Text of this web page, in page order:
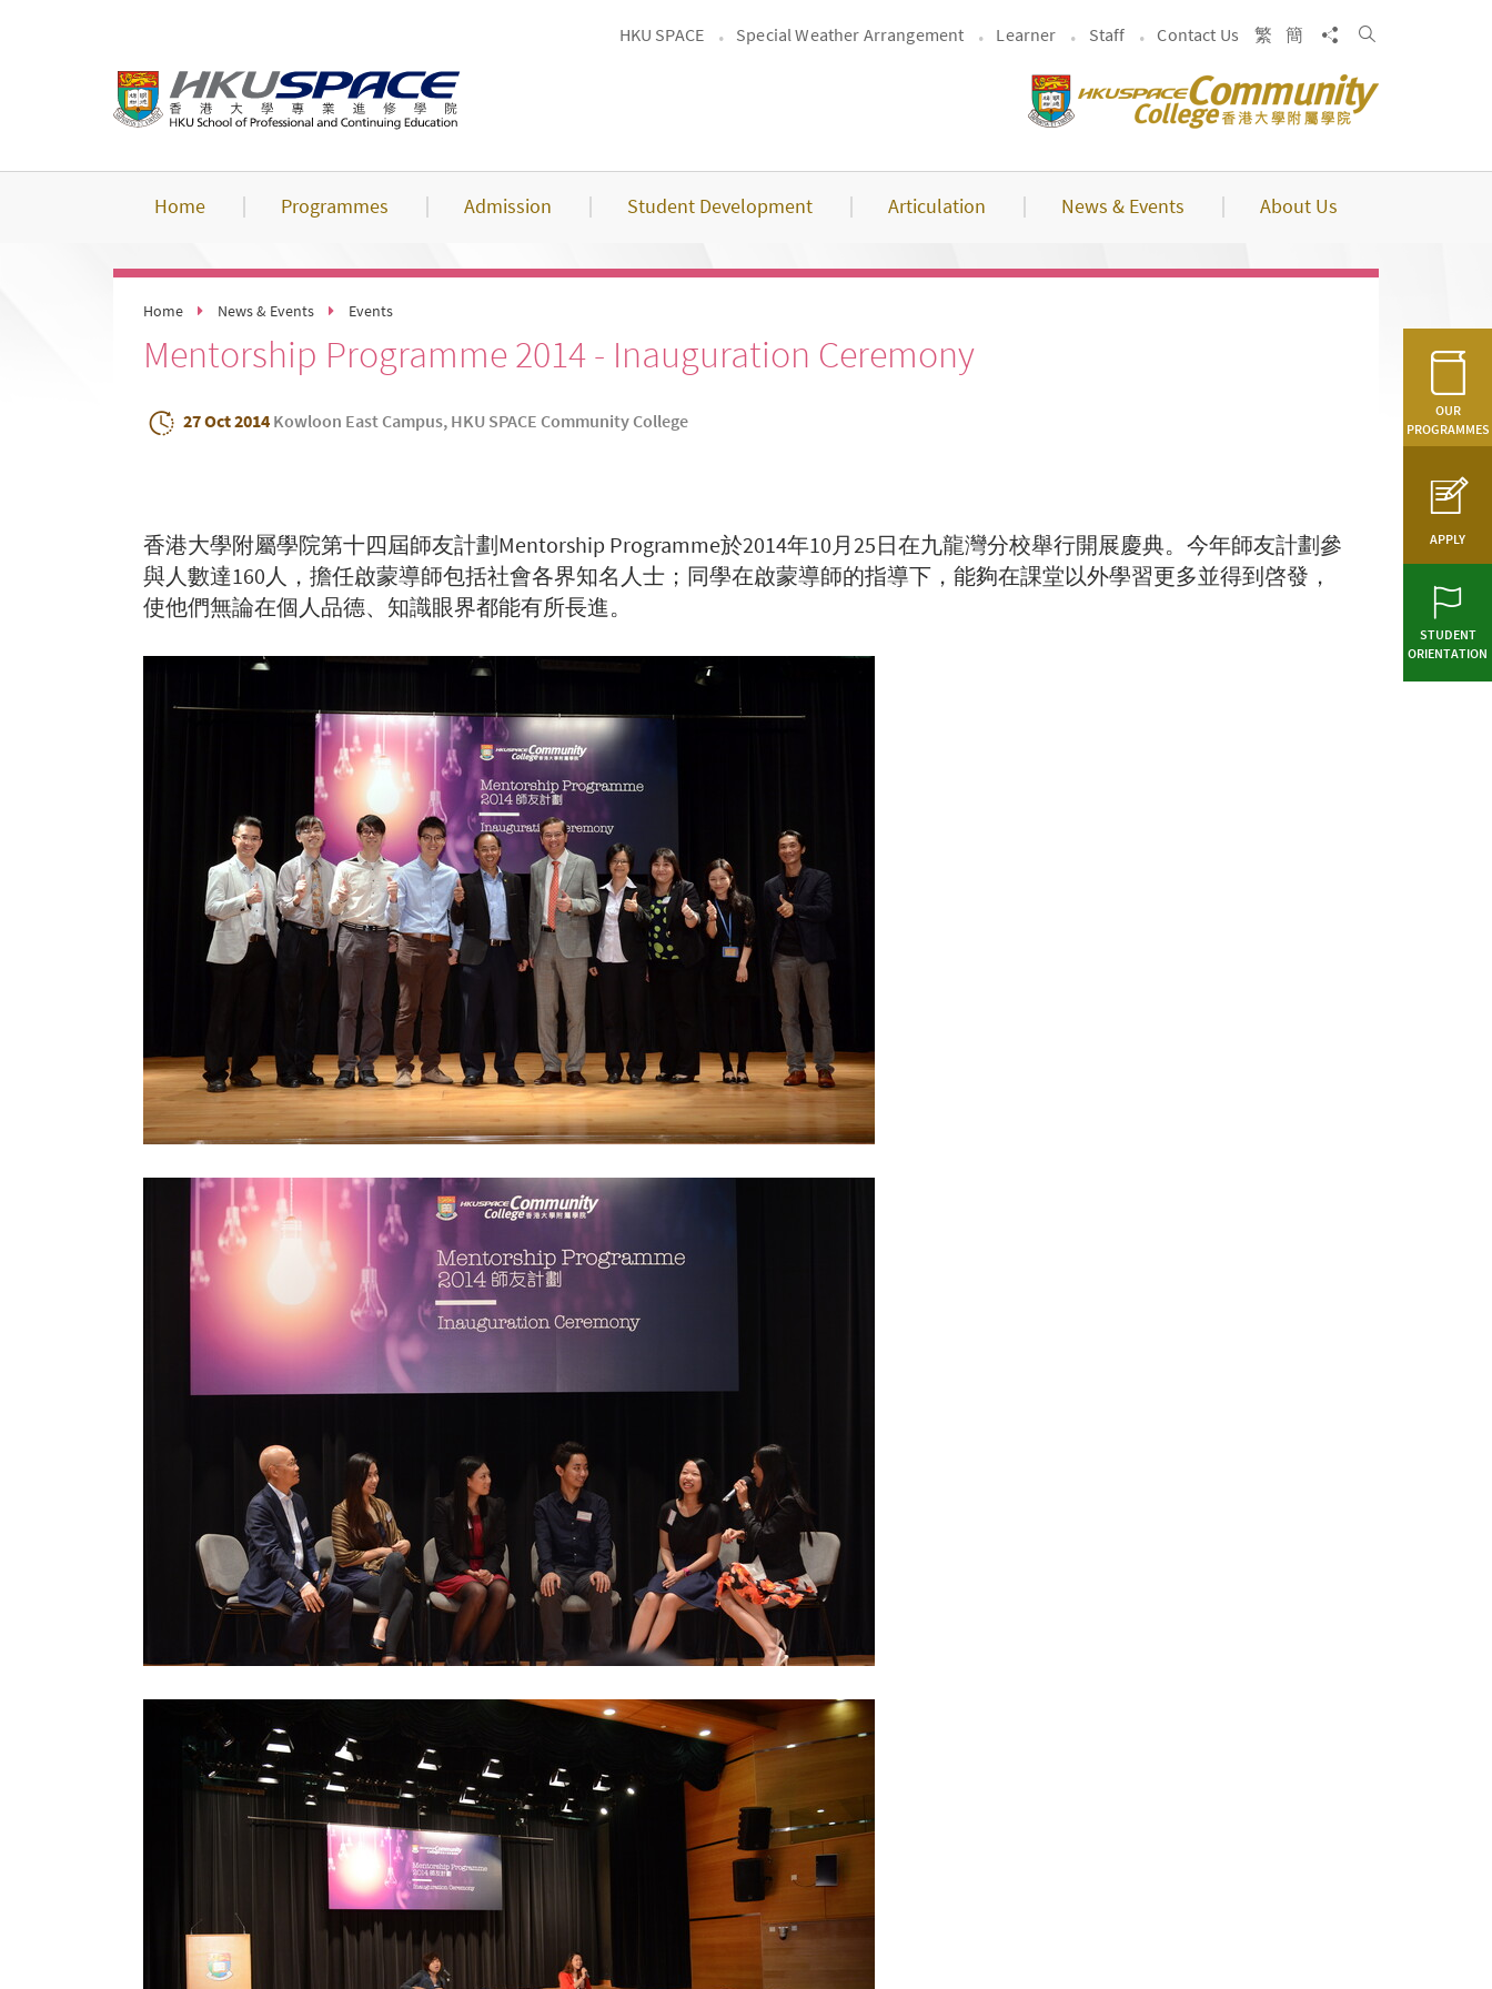
HKU SPACE Special Weather Arrangement Learner Staff Contact Us 繁 簡 Share toSearch
Home Programmes Admission Student Development Articulation News & Events About Us
OUR
PROGRAMMES
APPLY
STUDENT
ORIENTATION
Home News & Events Events
Mentorship Programme 2014 - Inauguration Ceremony
27 Oct 2014 Kowloon East Campus, HKU SPACE Community College
香港大學附屬學院第十四屆師友計劃Mentorship Programme於2014年10月25日在九龍灣分校舉行開展慶典。今年師友計劃參
與人數達160人，擔任啟蒙導師包括社會各界知名人士；同學在啟蒙導師的指導下，能夠在課堂以外學習更多並得到啓發，
使他們無論在個人品德、知識眼界都能有所長進。